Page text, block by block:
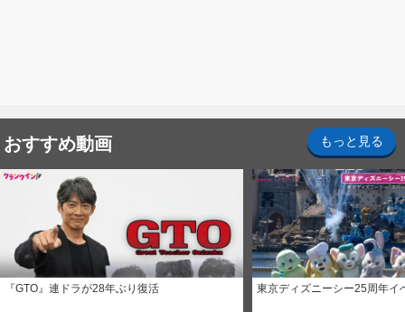
おすすめ動画 もっと見る
『GTO』連ドラが28年ぶり復活 東京ディズニーシー25周年イ